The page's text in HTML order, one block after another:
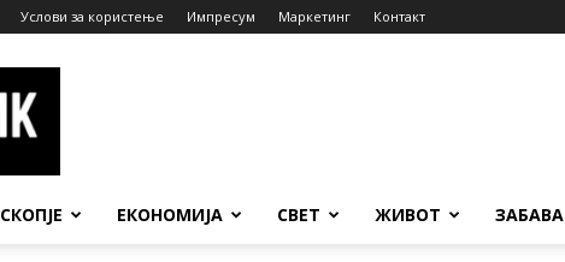
Услови за користење Импресум Маркетинг Контакт
СКОПЈЕ ЕКОНОМИЈА СВЕТ ЖИВОТ ЗАБАВА